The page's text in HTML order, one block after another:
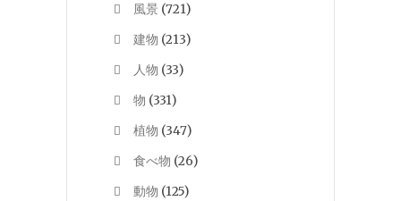
風景 (721)
建物 (213)
人物 (33)
物 (331)
植物 (347)
食べ物 (26)
動物 (125)